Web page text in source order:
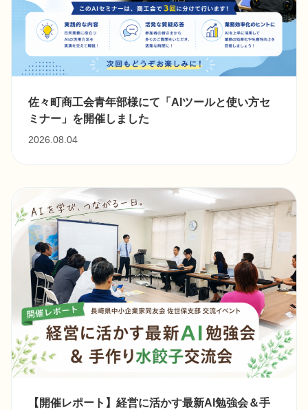
佐々町商工会青年部様にて「AIツールと使い方セ
ミナー」を開催しました
2026.08.04
【開催レポート】経営に活かす最新AI勉強会＆手